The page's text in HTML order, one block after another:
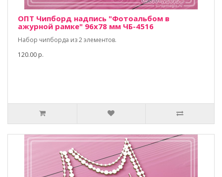
ОПТ Чипборд надпись "Фотоальбом в
ажурной рамке" 96х78 мм ЧБ-4516
Набор чипборда из 2 элементов.
120.00 р.